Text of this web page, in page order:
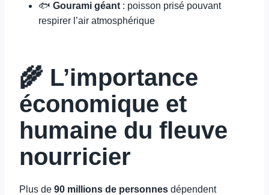
🐟 Gourami géant : poisson prisé pouvant
respirer l’air atmosphérique
🌾 L’importance
économique et
humaine du fleuve
nourricier
Plus de 90 millions de personnes dépendent